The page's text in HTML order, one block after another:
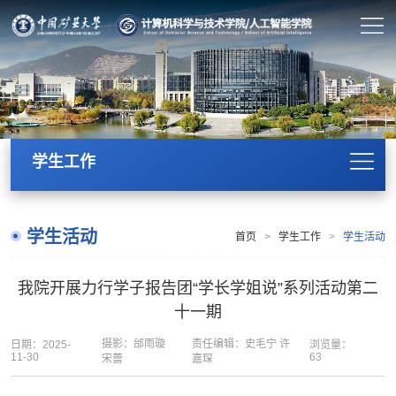
学生工作
学生活动 首页 > 学生工作 > 学生活动
我院开展力行学子报告团“学长学姐说”系列活动第二
十一期
日期：2025-
11-30
摄影：邰雨璇
宋蕾
责任编辑：史毛宁 许
嘉琛
浏览量：
63